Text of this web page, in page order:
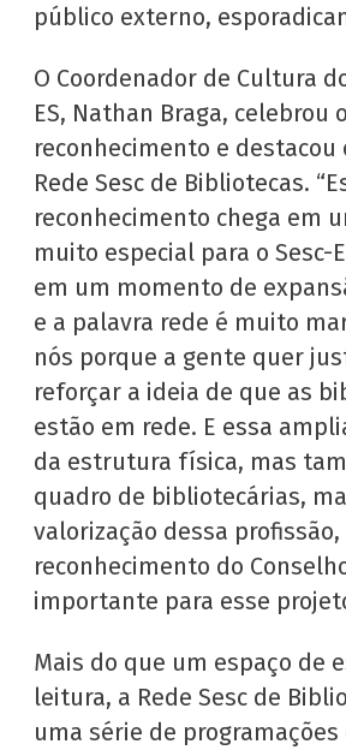
público externo,
O Coordenador de Cultura
ES, Nathan Braga, celebrou o
reconhecimento e destacou
Rede Sesc de Bibliotecas.
reconhecimento chega em
muito especial para o Sesc-
em um momento de
e a palavra rede é muito
nós porque a gente quer
reforçar a ideia de que as
estão em rede. E essa
da estrutura física, mas
quadro de bibliotecárias,
valorização dessa profissão,
reconhecimento do
importante para esse
Mais do que um espaço de
leitura, a Rede Sesc de
uma série de